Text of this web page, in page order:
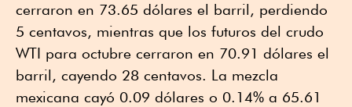
cerraron en 73.65 dólares el barril, perdiendo
5 centavos, mientras que los futuros del crudo
WTI para octubre cerraron en 70.91 dólares el
barril, cayendo 28 centavos. La mezcla
mexicana cayó 0.09 dólares o 0.14% a 65.61